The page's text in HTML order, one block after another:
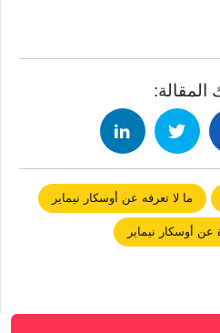
ما لا تعرفه عن أوسكار نيماير
عن أوسكار نيماير